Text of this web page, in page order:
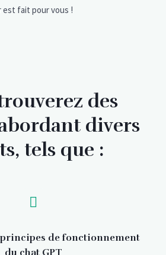
fait pour vous !
des
divers
tels que :
principes de fonctionnement
du chat GPT